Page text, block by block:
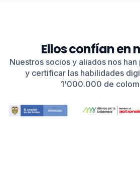
Ellos confían en
Nuestros socios y aliados nos
y certificar las habilidades
1'000.000 de